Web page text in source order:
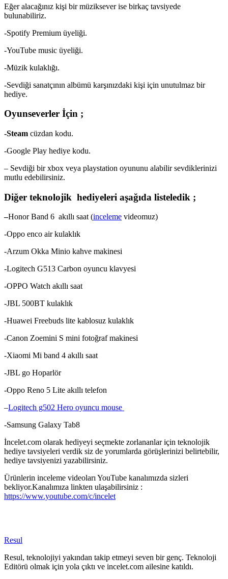
Eğer alacağınız kişi bir müziksever ise birkaç tavsiyede
bulunabiliriz.
-Spotify Premium üyeliği.
-YouTube music üyeliği.
-Müzik kulaklığı.
-Sevdiği sanatçının albümü karşınızdaki kişi için unutulmaz bir
hediye.
Oyunseverler İçin ;
-Steam cüzdan kodu.
-Google Play hediye kodu.
– Sevdiği bir xbox veya playstation oyununu alabilir sevdiklerinizi
mutlu edebilirsiniz.
Diğer teknolojik hediyeleri aşağıda listeledik ;
–Honor Band 6 akıllı saat (inceleme videomuz)
-Oppo enco air kulaklık
-Arzum Okka Minio kahve makinesi
-Logitech G513 Carbon oyuncu klavyesi
-OPPO Watch akıllı saat
-JBL 500BT kulaklık
-Huawei Freebuds lite kablosuz kulaklık
-Canon Zoemini S mini fotoğraf makinesi
-Xiaomi Mi band 4 akıllı saat
-JBL go Hoparlör
-Oppo Reno 5 Lite akıllı telefon
–Logitech g502 Hero oyuncu mouse
-Samsung Galaxy Tab8
İncelet.com olarak hediyeyi seçmekte zorlananlar için teknolojik
hediye tavsiyeleri verdik siz de yorumlarda görüşlerinizi belirtebilir,
hediye tavsiyenizi yazabilirsiniz.
Ürünlerin inceleme videoları YouTube kanalımızda sizleri
bekliyor.Kanalımıza linkten ulaşabilirsiniz :
https://www.youtube.com/c/incelet
Resul
Resul, teknolojiyi yakından takip etmeyi seven bir genç. Teknoloji
Editörü olmak için yola çıktı ve incelet.com ailesine katıldı.